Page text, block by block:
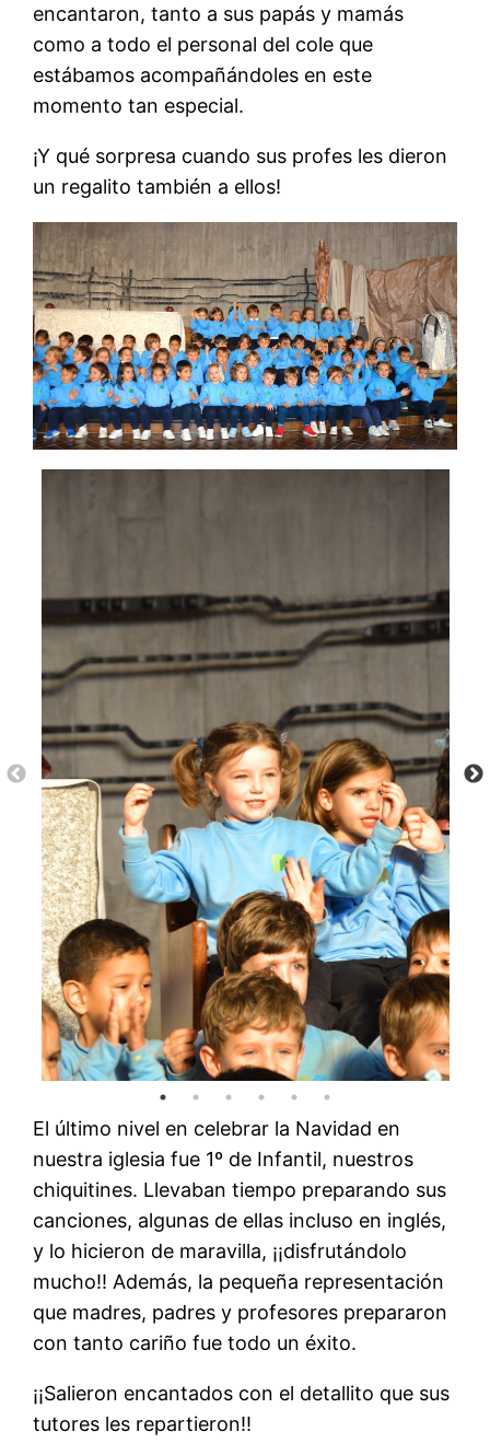
encantaron, tanto a sus papás y mamás
como a todo el personal del cole que
estábamos acompañándoles en este
momento tan especial.
¡Y qué sorpresa cuando sus profes les dieron
un regalito también a ellos!
El último nivel en celebrar la Navidad en
nuestra iglesia fue 1º de Infantil, nuestros
chiquitines. Llevaban tiempo preparando sus
canciones, algunas de ellas incluso en inglés,
y lo hicieron de maravilla, ¡¡disfrutándolo
mucho!! Además, la pequeña representación
que madres, padres y profesores prepararon
con tanto cariño fue todo un éxito.
¡¡Salieron encantados con el detallito que sus
tutores les repartieron!!